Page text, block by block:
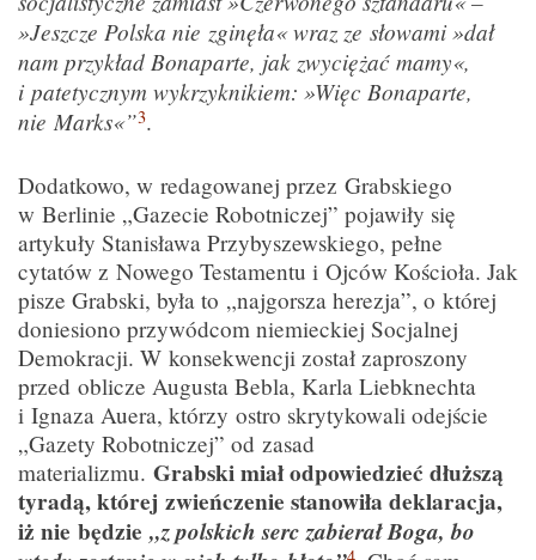
»Jeszcze Polska nie zginęła« wraz ze słowami »dał
nam przykład Bonaparte, jak zwyciężać mamy«,
i patetycznym wykrzyknikiem: »Więc Bonaparte,
nie Marks«”3.
Dodatkowo, w redagowanej przez Grabskiego
w Berlinie „Gazecie Robotniczej” pojawiły się
artykuły Stanisława Przybyszewskiego, pełne
cytatów z Nowego Testamentu i Ojców Kościoła. Jak
pisze Grabski, była to „najgorsza herezja”, o której
doniesiono przywódcom niemieckiej Socjalnej
Demokracji. W konsekwencji został zaproszony
przed oblicze Augusta Bebla, Karla Liebknechta
i Ignaza Auera, którzy ostro skrytykowali odejście
„Gazety Robotniczej” od zasad
materializmu. Grabski miał odpowiedzieć dłuższą
tyradą, której zwieńczenie stanowiła deklaracja,
iż nie będzie „z polskich serc zabierał Boga, bo
4